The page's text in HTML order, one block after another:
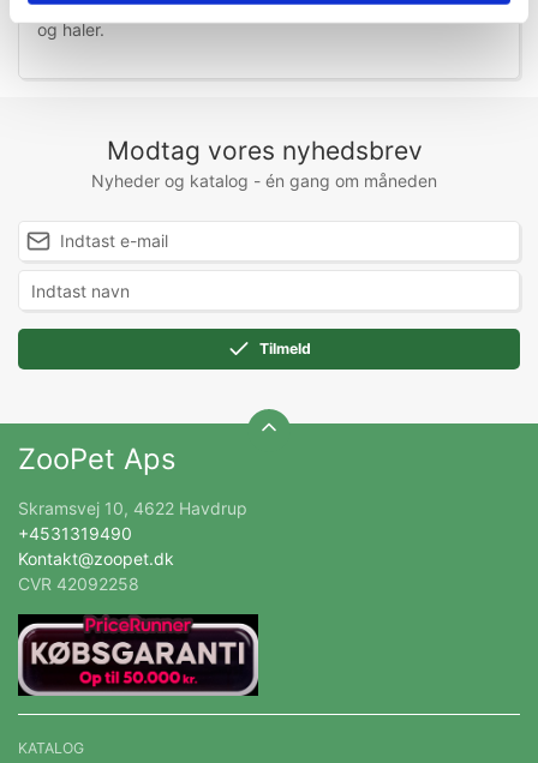
udtryk og vil give actionfyldt spilletid med interaktive ører
og haler.
Modtag vores nyhedsbrev
Nyheder og katalog - én gang om måneden
Tilmeld
ZooPet Aps
Skramsvej 10, 4622 Havdrup
+4531319490
Kontakt@zoopet.dk
CVR 42092258
KATALOG